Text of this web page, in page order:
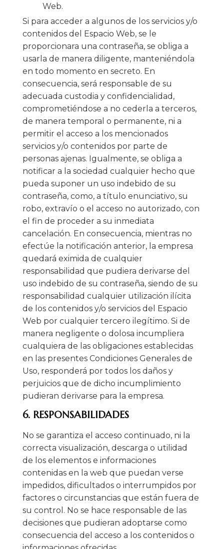
Web.
Si para acceder a algunos de los servicios y/o
contenidos del Espacio Web, se le
proporcionara una contraseña, se obliga a
usarla de manera diligente, manteniéndola
en todo momento en secreto. En
consecuencia, será responsable de su
adecuada custodia y confidencialidad,
comprometiéndose a no cederla a terceros,
de manera temporal o permanente, ni a
permitir el acceso a los mencionados
servicios y/o contenidos por parte de
personas ajenas. Igualmente, se obliga a
notificar a la sociedad cualquier hecho que
pueda suponer un uso indebido de su
contraseña, como, a título enunciativo, su
robo, extravío o el acceso no autorizado, con
el fin de proceder a su inmediata
cancelación. En consecuencia, mientras no
efectúe la notificación anterior, la empresa
quedará eximida de cualquier
responsabilidad que pudiera derivarse del
uso indebido de su contraseña, siendo de su
responsabilidad cualquier utilización ilícita
de los contenidos y/o servicios del Espacio
Web por cualquier tercero ilegítimo. Si de
manera negligente o dolosa incumpliera
cualquiera de las obligaciones establecidas
en las presentes Condiciones Generales de
Uso, responderá por todos los daños y
perjuicios que de dicho incumplimiento
pudieran derivarse para la empresa.
6. RESPONSABILIDADES
No se garantiza el acceso continuado, ni la
correcta visualización, descarga o utilidad
de los elementos e informaciones
contenidas en la web que puedan verse
impedidos, dificultados o interrumpidos por
factores o circunstancias que están fuera de
su control. No se hace responsable de las
decisiones que pudieran adoptarse como
consecuencia del acceso a los contenidos o